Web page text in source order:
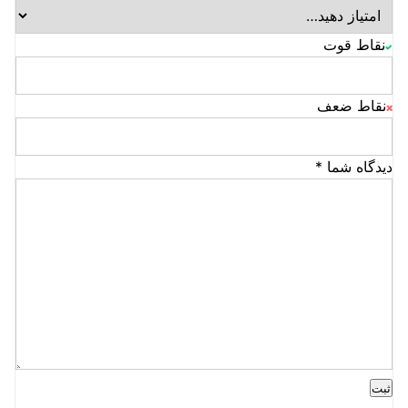
نقاط قوت
نقاط ضعف
دیدگاه شما *